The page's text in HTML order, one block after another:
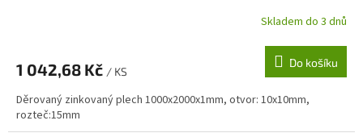
Skladem do 3 dnů
1 042,68 Kč / KS
Do košíku
Děrovaný zinkovaný plech 1000x2000x1mm, otvor: 10x10mm,
rozteč:15mm